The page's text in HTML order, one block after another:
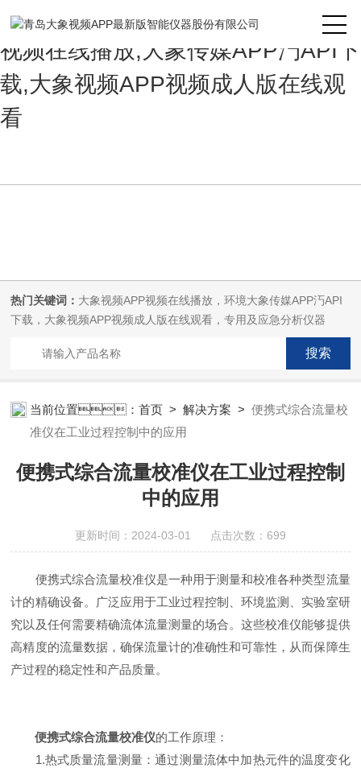
大象视频APP最新版,大象视频APP
视频在线播放,大象传媒APP汅API下
载,大象视频APP视频成人版在线观
看
热门关键词： 大象视频APP视频在线播放，环境大象传媒APP汅API
下载，大象视频APP视频成人版在线观看，专用及应急分析仪器
当前位置：首页 >解决方案 >便携式综合流量校
准仪在工业过程控制中的应用
便携式综合流量校准仪在工业过程控制
中的应用
更新时间：2024-03-01 点击次数：699
便携式综合流量校准仪是一种用于测量和校准各种类型流量
计的精确设备。广泛应用于工业过程控制、环境监测、实验室研
究以及任何需要精确流体流量测量的场合。这些校准仪能够提供
高精度的流量数据，确保流量计的准确性和可靠性，从而保障生
产过程的稳定性和产品质量。
便携式综合流量校准仪的工作原理：
1.热式质量流量测量：通过测量流体中加热元件的温度变化